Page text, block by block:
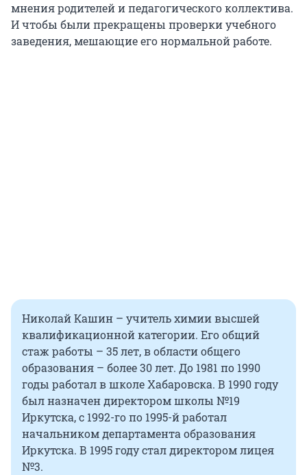
мнения родителей и педагогического коллектива.
И чтобы были прекращены проверки учебного
заведения, мешающие его нормальной работе.
Николай Кашин – учитель химии высшей
квалификационной категории. Его общий
стаж работы – 35 лет, в области общего
образования – более 30 лет. До 1981 по 1990
годы работал в школе Хабаровска. В 1990 году
был назначен директором школы №19
Иркутска, с 1992-го по 1995-й работал
начальником департамента образования
Иркутска. В 1995 году стал директором лицея
№3.